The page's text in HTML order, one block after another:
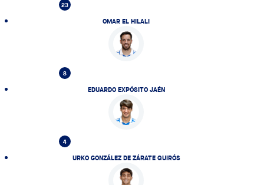
23
OMAR EL HILALI
8
EDUARDO EXPÓSITO JAÉN
4
URKO GONZÁLEZ DE ZÁRATE QUIRÓS